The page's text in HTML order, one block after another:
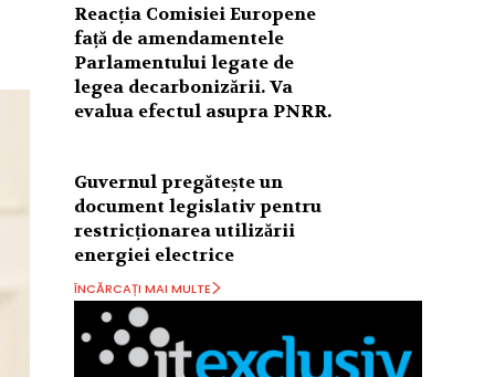
Reacția Comisiei Europene
față de amendamentele
Parlamentului legate de
legea decarbonizării. Va
evalua efectul asupra PNRR.
Guvernul pregătește un
document legislativ pentru
restricționarea utilizării
energiei electrice
ÎNCĂRCAȚI MAI MULTE